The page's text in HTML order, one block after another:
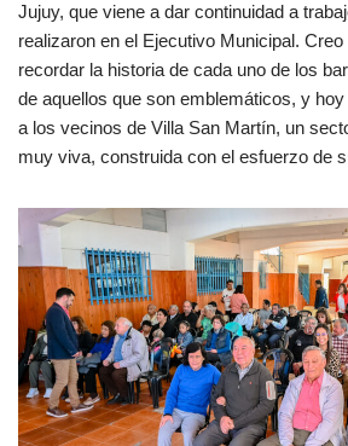
Jujuy, que viene a dar continuidad a
realizaron en el Ejecutivo Municipal.
recordar la historia de cada uno de los
de aquellos que son emblemáticos, y
a los vecinos de Villa San Martín, un
muy viva, construida con el esfuerzo de